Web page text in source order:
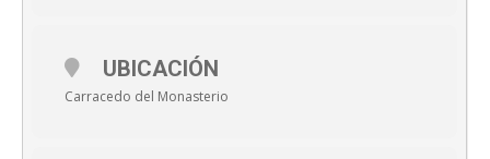
UBICACIÓN
Carracedo del Monasterio